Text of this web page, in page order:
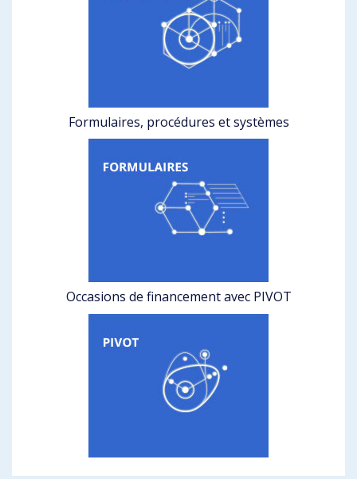
Formulaires, procédures et systèmes
Occasions de financement avec PIVOT